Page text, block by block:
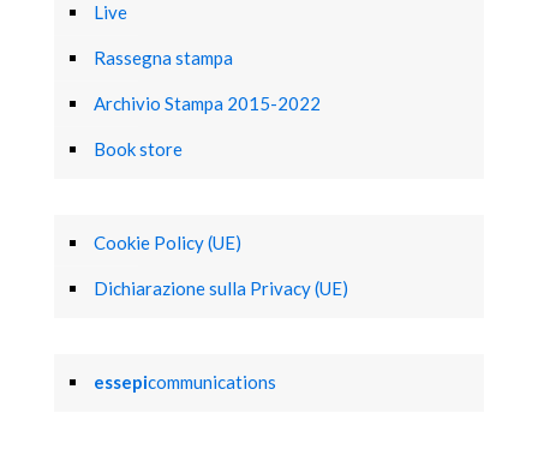
Live
Rassegna stampa
Archivio Stampa 2015-2022
Book store
Cookie Policy (UE)
Dichiarazione sulla Privacy (UE)
essepicommunications